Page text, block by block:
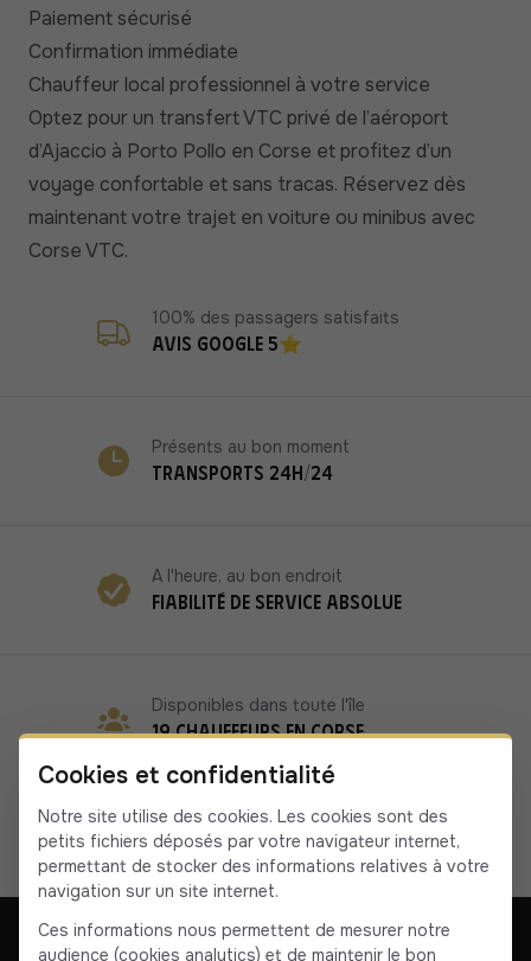
Paiement sécurisé
Confirmation immédiate
Chauffeur local professionnel à votre service
Optez pour un transfert VTC privé de l’aéroport
d’Ajaccio à Porto Pollo en Corse et profitez d’un
voyage confortable et sans tracas. Réservez dès
maintenant votre trajet en voiture ou minibus avec
Corse VTC.
Avis Google 5⭐
100% des passagers satisfaits
Transports 24h/24
Présents au bon moment
Fiabilité de service absolue
A l'heure, au bon endroit
19 chauffeurs en Corse
Disponibles dans toute l'île
Cookies et confidentialité
Notre site utilise des cookies. Les cookies sont des
petits fichiers déposés par votre navigateur internet,
permettant de stocker des informations relatives à votre
navigation sur un site internet.
Ces informations nous permettent de mesurer notre
audience (cookies analytics) et de maintenir le bon